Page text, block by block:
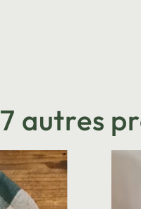
7 autres